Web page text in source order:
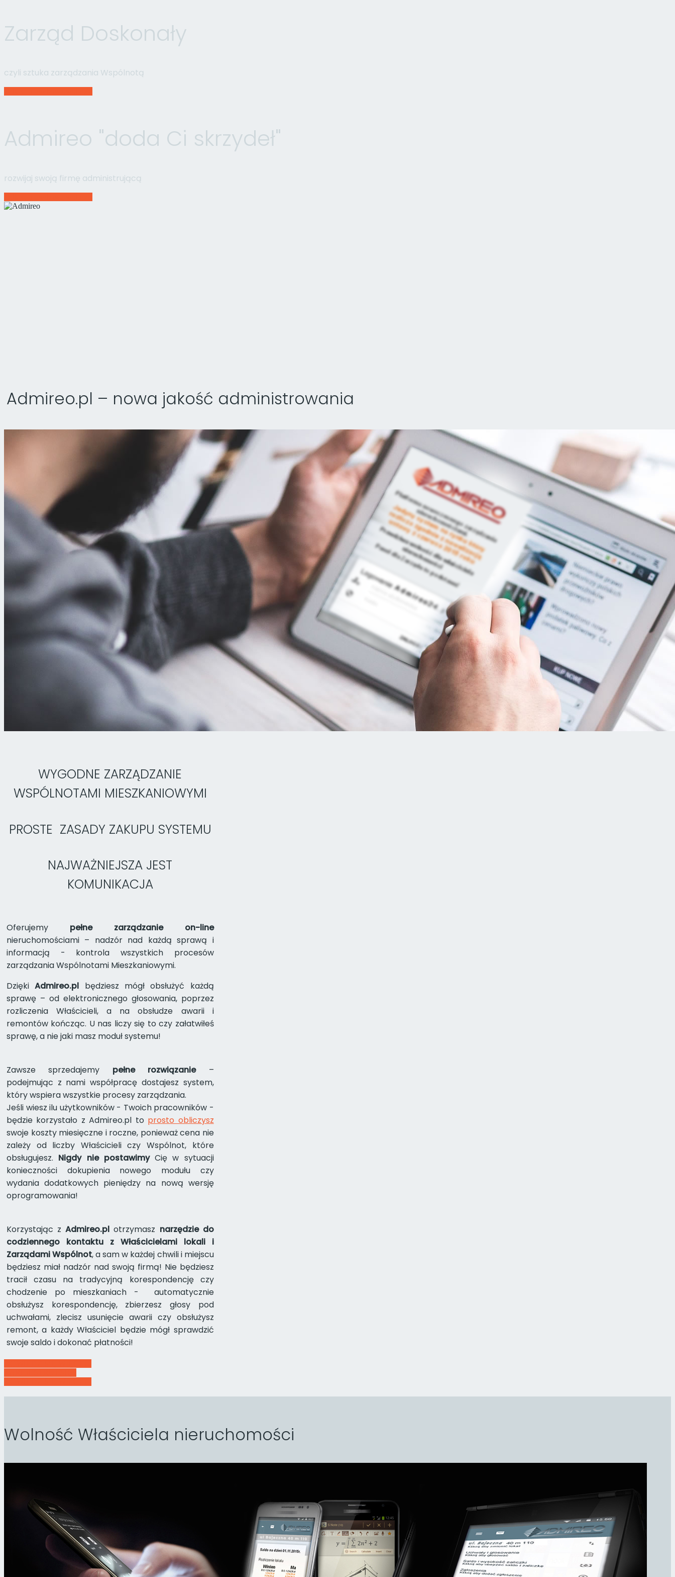
Zarząd Doskonały
czyli sztuka zarządzania Wspólnotą
Admireo "doda Ci skrzydeł"
rozwijaj swoją firmę administrującą
Admireo.pl – nowa jakość administrowania
WYGODNE ZARZĄDZANIE
WSPÓLNOTAMI MIESZKANIOWYMI
PROSTE ZASADY ZAKUPU SYSTEMU
NAJWAŻNIEJSZA JEST
KOMUNIKACJA
Oferujemy pełne zarządzanie on-line
nieruchomościami – nadzór nad każdą sprawą i
informacją - kontrola wszystkich procesów
zarządzania Wspólnotami Mieszkaniowymi.
DziękiAdmireo.pl będziesz mógł obsłużyć każdą
sprawę – od elektronicznego głosowania, poprzez
rozliczenia Właścicieli, a na obsłudze awarii i
remontów kończąc. U nas liczy się to czy załatwiłeś
sprawę, a nie jaki masz moduł systemu!
Zawsze sprzedajemy pełne rozwiązanie–
podejmując z nami współpracę dostajesz system,
który wspiera wszystkie procesy zarządzania.
Jeśli wiesz ilu użytkowników - Twoich pracowników -
będzie korzystało z Admireo.pl to prosto obliczysz
swoje koszty miesięczne i roczne, ponieważ cena nie
zależy od liczby Właścicieli czy Wspólnot, które
obsługujesz. Nigdy nie postawimyCię w sytuacji
konieczności dokupienia nowego modułu czy
wydania dodatkowych pieniędzy na nową wersję
oprogramowania!
Korzystając zAdmireo.pl otrzymasz narzędzie do
codziennego kontaktu z Właścicielami lokali i
Zarządami Wspólnot, a sam w każdej chwili i miejscu
będziesz miał nadzór nad swoją firmą! Nie będziesz
tracił czasu na tradycyjną korespondencję czy
chodzenie po mieszkaniach - automatycznie
obsłużysz korespondencję, zbierzesz głosy pod
uchwałami, zlecisz usunięcie awarii czy obsłużysz
remont, a każdy Właściciel będzie mógł sprawdzić
swoje saldo i dokonać płatności!
Wolność Właściciela nieruchomości